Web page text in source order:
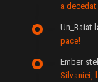
a decedat
Un_Baiat
pace!
Ember
Silvaniei,